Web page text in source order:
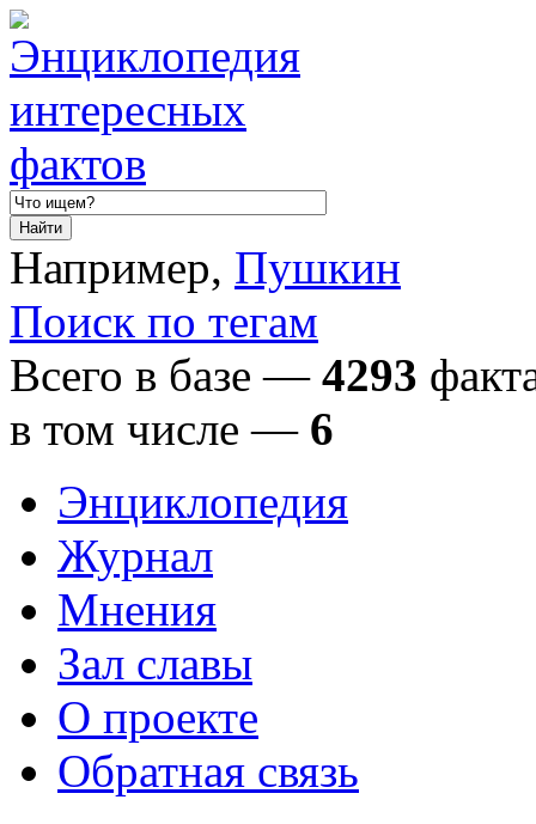
Например, Пушкин
Поиск по тегам
Всего в базе — 4293
в том числе— 6
Энциклопедия
Журнал
Мнения
Зал славы
О проекте
Обратная связь